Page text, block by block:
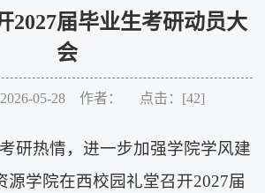
2027届毕业生考研动员大
会
2026-05-28 作者： 点击：[42]
研热情，进一步加强学院学风建
源学院在西校园礼堂召开2027届